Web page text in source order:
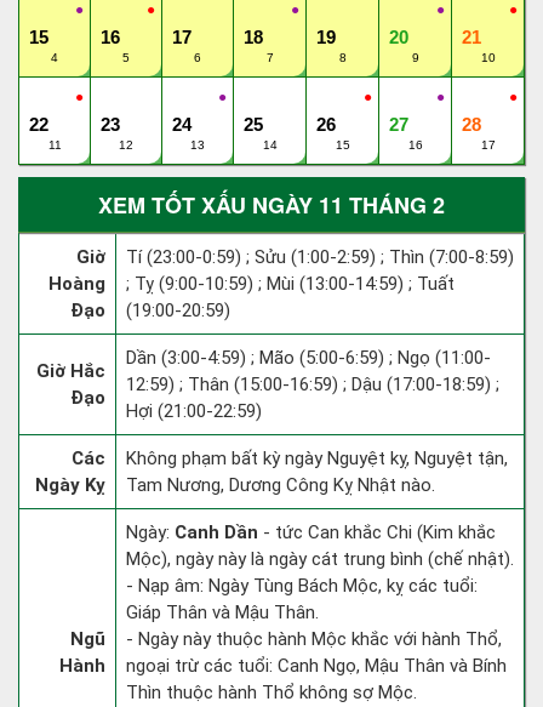
●
15
4
●
16
5
17
6
●
18
7
19
8
●
20
9
●
21
10
●
22
11
23
12
●
24
13
25
14
●
26
15
●
27
16
●
28
17
XEM TỐT XẤU NGÀY 11 THÁNG 2
Giờ
Hoàng
Đạo
Tí (23:00-0:59) ; Sửu (1:00-2:59) ; Thìn (7:00-8:59)
; Tỵ (9:00-10:59) ; Mùi (13:00-14:59) ; Tuất
(19:00-20:59)
Giờ Hắc
Đạo
Dần (3:00-4:59) ; Mão (5:00-6:59) ; Ngọ (11:00-
12:59) ; Thân (15:00-16:59) ; Dậu (17:00-18:59) ;
Hợi (21:00-22:59)
Các
Ngày Kỵ
Không phạm bất kỳ ngày Nguyệt kỵ, Nguyệt tận,
Tam Nương, Dương Công Kỵ Nhật nào.
Ngũ
Hành
Ngày: Canh Dần - tức Can khắc Chi (Kim khắc
Mộc), ngày này là ngày cát trung bình (chế nhật).
- Nạp âm: Ngày Tùng Bách Mộc, kỵ các tuổi:
Giáp Thân và Mậu Thân.
- Ngày này thuộc hành Mộc khắc với hành Thổ,
ngoại trừ các tuổi: Canh Ngọ, Mậu Thân và Bính
Thìn thuộc hành Thổ không sợ Mộc.